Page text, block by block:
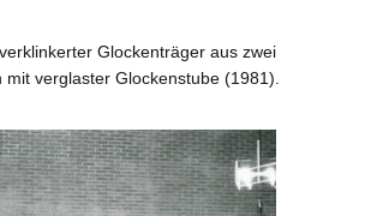
Glockenträger aus zwei
mit verglaster Glockenstube (1981).